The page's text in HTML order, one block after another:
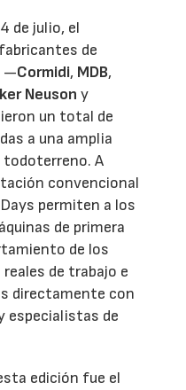
de julio, el
de
—Cormidi, MDB,
Neuson y
un total de
a una amplia
todoterreno. A
convencional
permiten a los
de primera
de los
de trabajo e
directamente con
especialistas de
edición fue el